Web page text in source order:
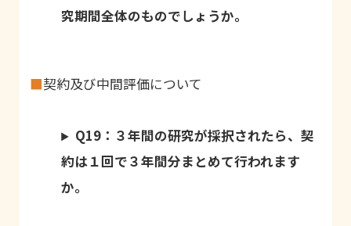
究期間全体のものでしょうか。
■契約及び中間評価について
Q19：３年間の研究が採択されたら、契
約は１回で３年間分まとめて行われます
か。